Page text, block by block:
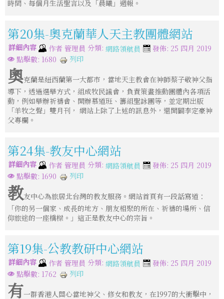
時間、每個月生活聖言以及「晨曦」週報。
第20集-奧克蘭華人天主教團體網站
詳細內容 作者 管理員 分類: 網路領航員
發佈: 25 四月 2019
點擊數: 1680
列印
奧克蘭是紐西蘭第一大都市，當地天主教會在神師蔡子敬神父指
導下，透過選舉方式，組成牧民議會，負責策畫推動團體內各項活
動，例如舉辦祈禱會、開辦慕道班、籌組聖詠團等，並定期出版
「羊牧之聲」雙月刊， 網站上除了上述的訊息外，還開闢李定豪神
父專欄。
第24集-教友中心網站
詳細內容 作者 管理員 分類: 網路領航員
發佈: 25 四月 2019
點擊數: 1690
列印
教友中心為旅居北台灣的教友服務。網站首頁有一段話寫道：
「你的另一個家、成長的地方、朋友相聚的所在、祈禱的場所、信
仰旅途的一座橋樑。」這正是教友中心的宗旨。
第19集-公教教研中心網站
詳細內容 作者 管理員 分類: 網路領航員
發佈: 25 四月 2019
點擊數: 1762
列印
有一群香港人關心當地神父、修女和教友，在1997的大衝擊中，